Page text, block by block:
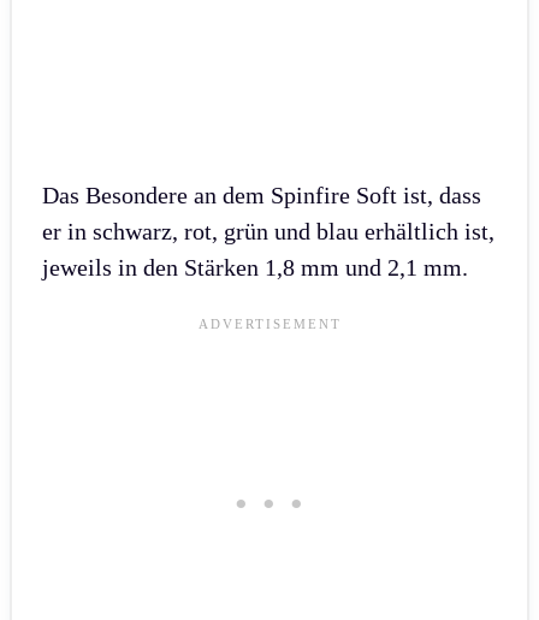
Das Besondere an dem Spinfire Soft ist, dass
er in schwarz, rot, grün und blau erhältlich ist,
jeweils in den Stärken 1,8 mm und 2,1 mm.